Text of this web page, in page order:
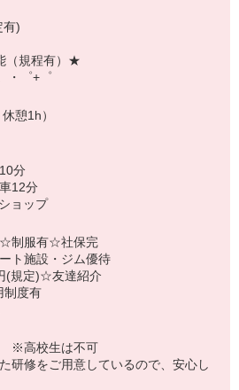
ンタン面接OK！
ード対応。
有)
（規程有）★
・゜+゜
憩1h）
分
12分
ョップ
制服有☆社保完
ト施設・ジム優待
(規定)☆友達紹介
度有
※高校生は不可
研修をご用意しているので、安心し